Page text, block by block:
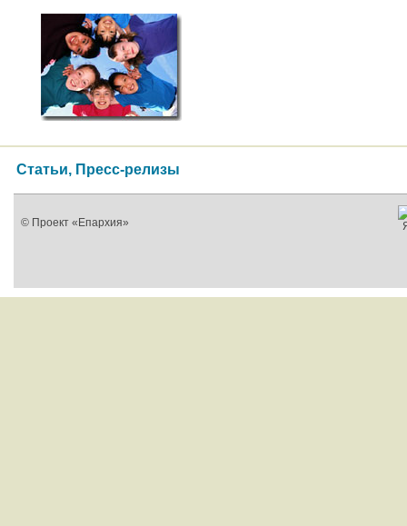
Статьи, Пресс-релизы
© Проект «Епархия»